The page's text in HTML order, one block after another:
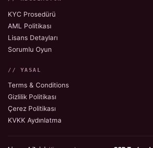
KYC Prosedürü
AML Politikası
Lisans Detayları
Sorumlu Oyun
// YASAL
Terms & Conditions
Gizlilik Politikası
Çerez Politikası
KVKK Aydınlatma